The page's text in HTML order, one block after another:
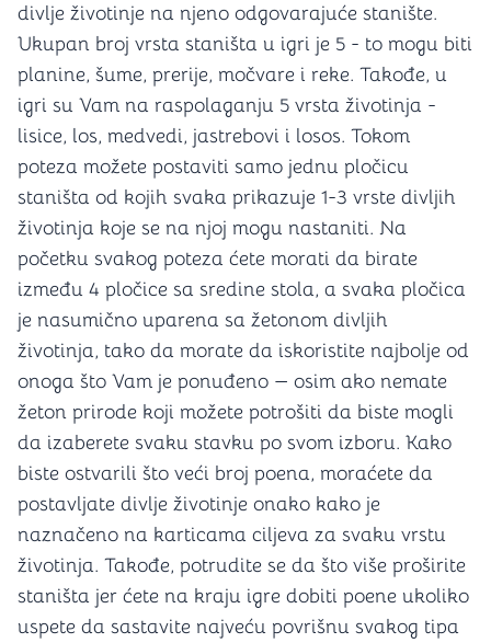
divlje životinje na njeno odgovarajuće stanište.
Ukupan broj vrsta staništa u igri je 5 - to mogu biti
planine, šume, prerije, močvare i reke. Takođe, u
igri su Vam na raspolaganju 5 vrsta životinja -
lisice, los, medvedi, jastrebovi i losos. Tokom
poteza možete postaviti samo jednu pločicu
staništa od kojih svaka prikazuje 1-3 vrste divljih
životinja koje se na njoj mogu nastaniti. Na
početku svakog poteza ćete morati da birate
između 4 pločice sa sredine stola, a svaka pločica
je nasumično uparena sa žetonom divljih
životinja, tako da morate da iskoristite najbolje od
onoga što Vam je ponuđeno — osim ako nemate
žeton prirode koji možete potrošiti da biste mogli
da izaberete svaku stavku po svom izboru. Kako
biste ostvarili što veći broj poena, moraćete da
postavljate divlje životinje onako kako je
naznačeno na karticama ciljeva za svaku vrstu
životinja. Takođe, potrudite se da što više proširite
staništa jer ćete na kraju igre dobiti poene ukoliko
uspete da sastavite najveću povrišnu svakog tipa